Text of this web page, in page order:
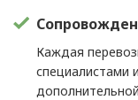
Каждая
специалистами